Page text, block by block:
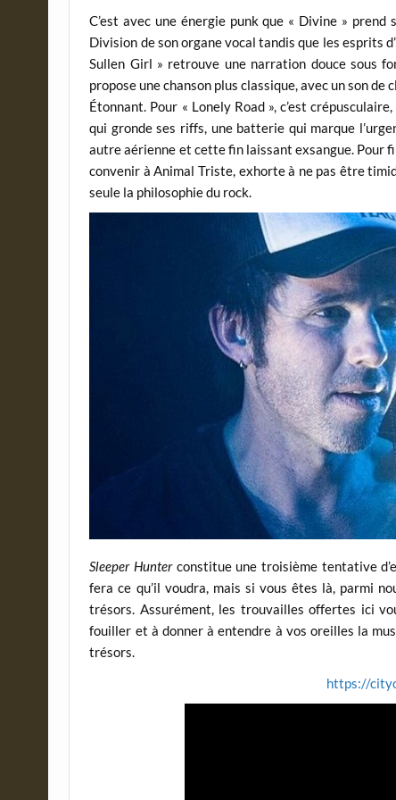
C’est avec une énergie punk que « Divine »
Division de son organe vocal tandis que les esprits
Sullen Girl » retrouve une narration douce sous
propose une chanson plus classique, avec un son
Étonnant. Pour « Lonely Road », c’est
qui gronde ses riffs, une batterie qui marque
autre aérienne et cette fin laissant exsangue. Pour
convenir à Animal Triste, exhorte à ne pas être
seule la philosophie du rock.
Sleeper Hunterconstitue une troisième tentative
fera ce qu’il voudra, mais si vous êtes là, parmi
trésors. Assurément, les trouvailles offertes ici
fouiller et à donner à entendre à vos oreilles la
trésors.
https://